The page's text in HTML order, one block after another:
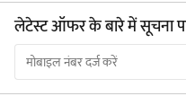
लेटेस्ट ऑफर के बारे में सूचना